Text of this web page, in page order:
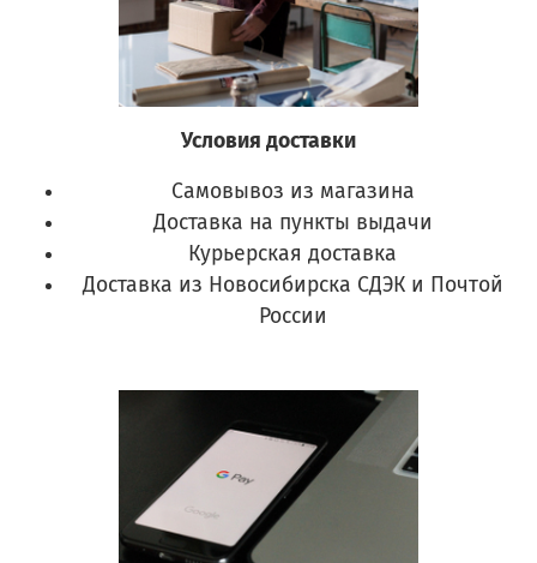
Условия доставки
Самовывоз из магазина
Доставка на пункты выдачи
Курьерская доставка
Доставка из Новосибирска СДЭК и Почтой
России